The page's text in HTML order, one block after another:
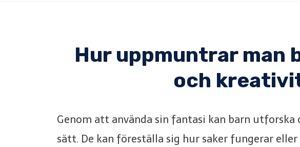
Hur uppmuntrar man
och
Genom att använda sin fantasi kan barn
sätt. De kan föreställa sig hur saker fungerar